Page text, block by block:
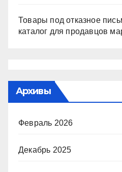
Товары под отказное
каталог для продавцов
Архивы
Февраль 2026
Декабрь 2025